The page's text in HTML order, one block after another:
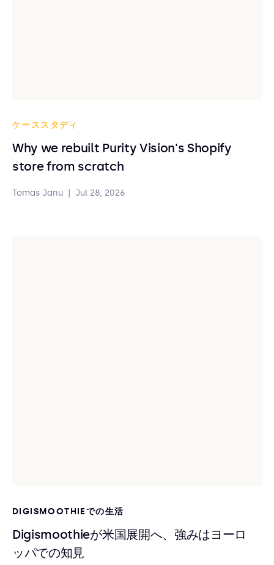
ケーススタディ
Why we rebuilt Purity Vision's Shopify
store from scratch
Tomas Janu Jul 28, 2026
DIGISMOOTHIEでの生活
Digismoothieが米国展開へ、強みはヨーロ
ッパでの知見